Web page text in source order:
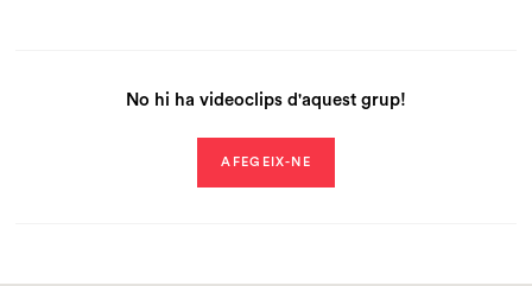
No hi ha videoclips d'aquest grup!
AFEGEIX-NE